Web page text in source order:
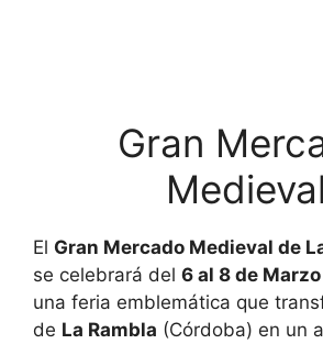
Gran
Medieval
El Gran Mercado Medieval de
se celebrará del 6 al 8 de
una feria emblemática que
de La Rambla (Córdoba) en un